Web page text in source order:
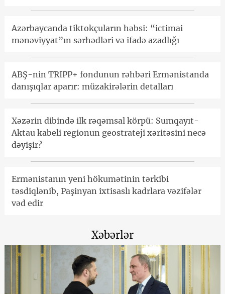
Azərbaycanda tiktokçuların həbsi: “ictimai
mənəviyyat”ın sərhədləri və ifadə azadlığı
ABŞ-nin TRIPP+ fondunun rəhbəri Ermənistanda
danışıqlar aparır: müzakirələrin detalları
Xəzərin dibində ilk rəqəmsal körpü: Sumqayıt-
Aktau kabeli regionun geostrateji xəritəsini necə
dəyişir?
Ermənistanın yeni hökumətinin tərkibi
təsdiqlənib, Paşinyan ixtisaslı kadrlara vəzifələr
vəd edir
Xəbərlər